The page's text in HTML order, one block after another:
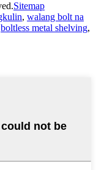
Sitemap
, walang bolt na
boltless metal shelving,